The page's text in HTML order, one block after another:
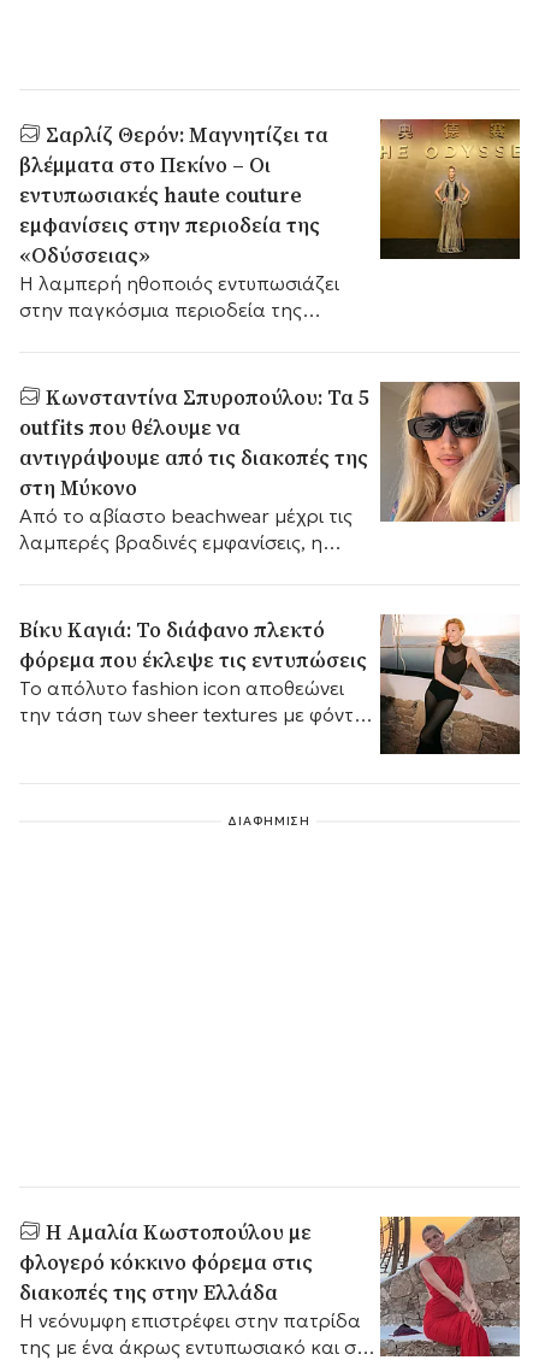
Σαρλίζ Θερόν: Μαγνητίζει τα
βλέμματα στο Πεκίνο – Οι
εντυπωσιακές haute couture
εμφανίσεις στην περιοδεία της
«Οδύσσειας»
Η λαμπερή ηθοποιός εντυπωσιάζει
στην παγκόσμια περιοδεία της
ραπτικής και διαχρονικού μινιμαλισμού
δίπλα στον Matt Damon.
Κωνσταντίνα Σπυροπούλου: Τα 5
outfits που θέλουμε να
αντιγράψουμε από τις διακοπές της
στη Μύκονο
Από το αβίαστο beachwear μέχρι τις
λαμπερές βραδινές εμφανίσεις, η
επιλογές.
Βίκυ Καγιά: Το διάφανο πλεκτό
φόρεμα που έκλεψε τις εντυπώσεις
Το απόλυτο fashion icon αποθεώνει
την τάση των sheer textures με φόντο
ΔΙΑΦΗΜΙΣΗ
Η Αμαλία Κωστοπούλου με
φλογερό κόκκινο φόρεμα στις
διακοπές της στην Ελλάδα
Η νεόνυμφη επιστρέφει στην πατρίδα
της με ένα άκρως εντυπωσιακό και σικ